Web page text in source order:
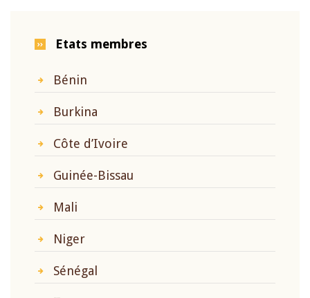
Etats membres
Bénin
Burkina
Côte d’Ivoire
Guinée-Bissau
Mali
Niger
Sénégal